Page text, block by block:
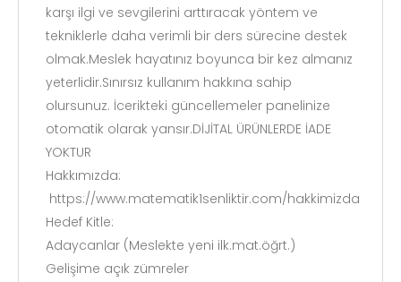
karşı ilgi ve sevgilerini arttıracak yöntem ve
tekniklerle daha verimli bir ders sürecine destek
olmak.Meslek hayatınız boyunca bir kez almanız
yeterlidir.Sınırsız kullanım hakkına sahip
olursunuz. İcerikteki güncellemeler panelinize
otomatik olarak yansır.DİJİTAL ÜRÜNLERDE İADE
YOKTUR
Hakkımızda:
https://www.matematik1senliktir.com/hakkimizda
Hedef Kitle:
Adaycanlar (Meslekte yeni ilk.mat.öğrt.)
Gelişime açık zümreler